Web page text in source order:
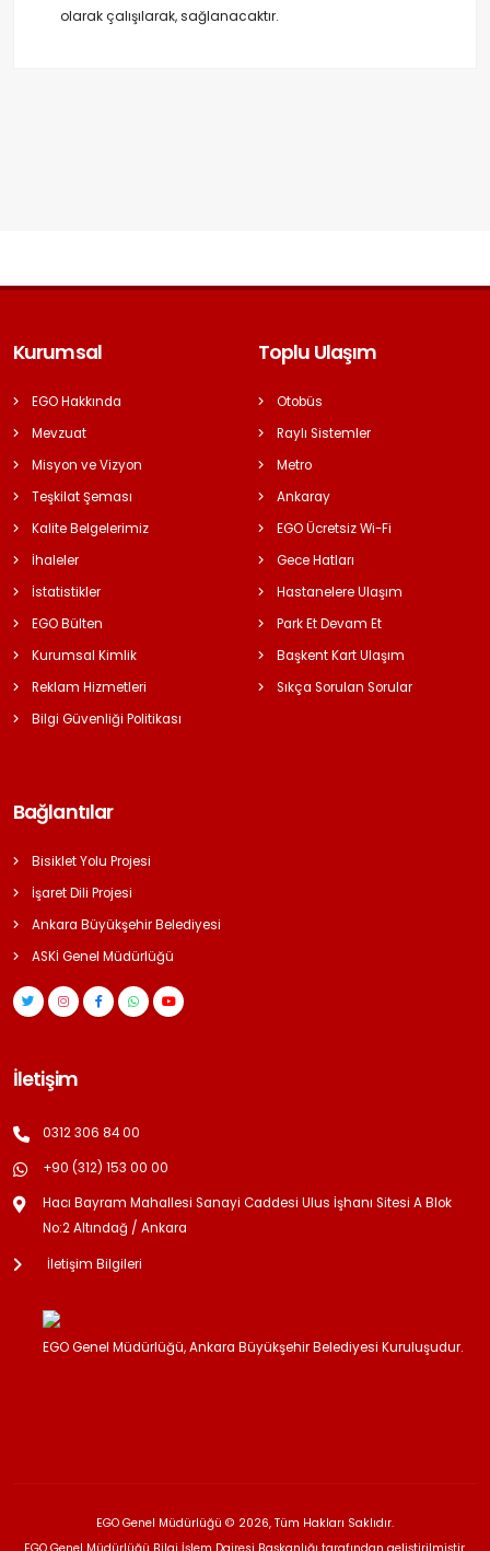
olarak çalışılarak, sağlanacaktır.
Kurumsal
EGO Hakkında
Mevzuat
Misyon ve Vizyon
Teşkilat Şeması
Kalite Belgelerimiz
İhaleler
İstatistikler
EGO Bülten
Kurumsal Kimlik
Reklam Hizmetleri
Bilgi Güvenliği Politikası
Toplu Ulaşım
Otobüs
Raylı Sistemler
Metro
Ankaray
EGO Ücretsiz Wi-Fi
Gece Hatları
Hastanelere Ulaşım
Park Et Devam Et
Başkent Kart Ulaşım
Sıkça Sorulan Sorular
Bağlantılar
Bisiklet Yolu Projesi
İşaret Dili Projesi
Ankara Büyükşehir Belediyesi
ASKİ Genel Müdürlüğü
İletişim
0312 306 84 00
+90 (312) 153 00 00
Hacı Bayram Mahallesi Sanayi Caddesi Ulus İşhanı Sitesi A Blok
No:2 Altındağ / Ankara
İletişim Bilgileri
EGO Genel Müdürlüğü, Ankara Büyükşehir Belediyesi Kuruluşudur.
EGO Genel Müdürlüğü © 2026, Tüm Hakları Saklıdır.